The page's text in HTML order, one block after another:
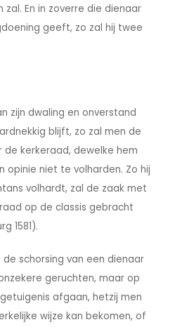
En in zoverre die dienaar
geeft, zo zal hij twee
zijn dwaling en onverstand
blijft, zo zal men de
de kerkeraad, dewelke hem
opinie niet te volharden. Zo hij
volhardt, zal de zaak met
op de classis gebracht
1581).
schorsing van een dienaar
geruchten, maar op
afgaan, hetzij men
wijze kan bekomen, of